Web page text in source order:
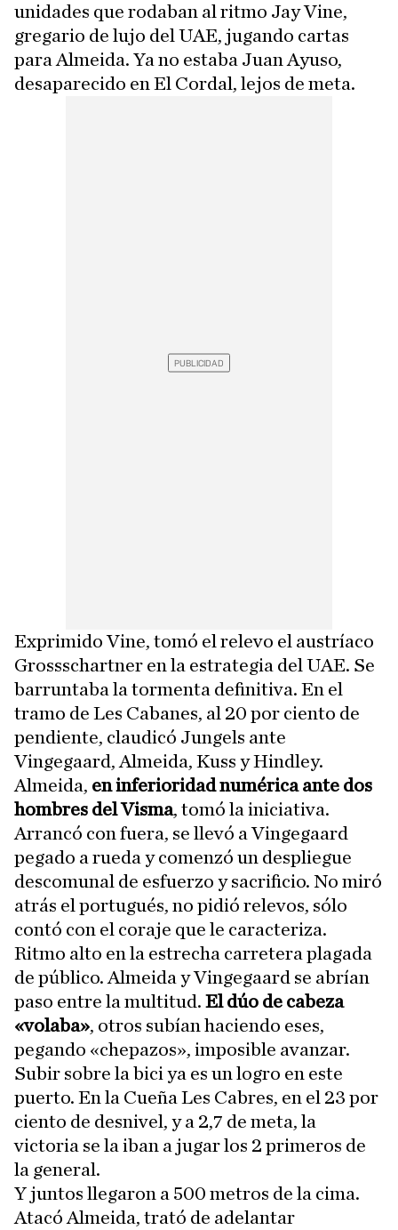
unidades que rodaban al ritmo Jay Vine,
gregario de lujo del UAE, jugando cartas
para Almeida. Ya no estaba Juan Ayuso,
desaparecido en El Cordal, lejos de meta.
Exprimido Vine, tomó el relevo el austríaco
Grossschartner en la estrategia del UAE. Se
barruntaba la tormenta definitiva. En el
tramo de Les Cabanes, al 20 por ciento de
pendiente, claudicó Jungels ante
Vingegaard, Almeida, Kuss y Hindley.
Almeida, en inferioridad numérica ante dos
hombres del Visma, tomó la iniciativa.
Arrancó con fuera, se llevó a Vingegaard
pegado a rueda y comenzó un despliegue
descomunal de esfuerzo y sacrificio. No miró
atrás el portugués, no pidió relevos, sólo
contó con el coraje que le caracteriza.
Ritmo alto en la estrecha carretera plagada
de público. Almeida y Vingegaard se abrían
paso entre la multitud. El dúo de cabeza
«volaba», otros subían haciendo eses,
pegando «chepazos», imposible avanzar.
Subir sobre la bici ya es un logro en este
puerto. En la Cueña Les Cabres, en el 23 por
ciento de desnivel, y a 2,7 de meta, la
victoria se la iban a jugar los 2 primeros de
la general.
Y juntos llegaron a 500 metros de la cima.
Atacó Almeida, trató de adelantar